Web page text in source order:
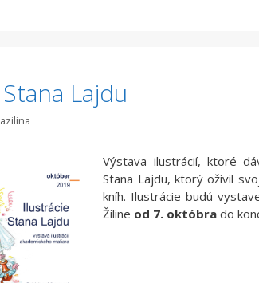
Lajdu
Výstava ilustrácií, ktoré
Stana Lajdu, ktorý oživil
kníh. Ilustrácie budú
Žiline od 7. októbra do